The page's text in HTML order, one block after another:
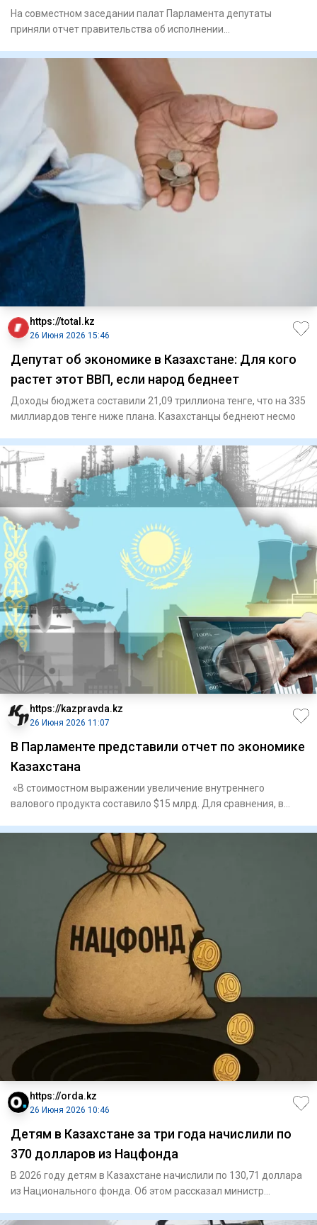
На совместном заседании палат Парламента депутаты
приняли отчет правительства об исполнении
https://total.kz
26 Июня 2026 15:46
Депутат об экономике в Казахстане: Для кого
растет этот ВВП, если народ беднеет
Доходы бюджета составили 21,09 триллиона тенге, что на 335
миллиардов тенге ниже плана. Казахстанцы беднеют несмо
https://kazpravda.kz
26 Июня 2026 11:07
В Парламенте представили отчет по экономике
Казахстана
«В стоимостном выражении увеличение внутреннего
валового продукта составило $15 млрд. Для сравнения, в
https://orda.kz
26 Июня 2026 10:46
Детям в Казахстане за три года начислили по
370 долларов из Нацфонда
В 2026 году детям в Казахстане начислили по 130,71 доллара
из Национального фонда. Об этом рассказал министр